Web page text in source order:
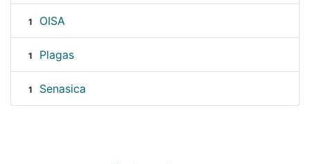
1 OISA
1 Plagas
1 Senasica